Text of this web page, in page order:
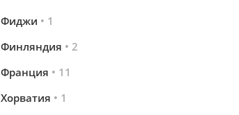
Фиджи • 1
Финляндия • 2
Франция • 11
Хорватия • 1